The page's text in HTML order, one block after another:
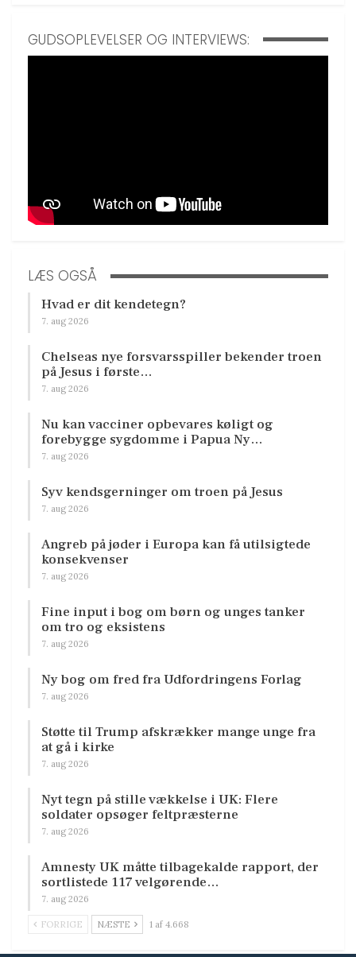
GUDSOPLEVELSER OG INTERVIEWS:
LÆS OGSÅ
Hvad er dit kendetegn?
7. aug 2026
Chelseas nye forsvarsspiller bekender troen
på Jesus i første…
7. aug 2026
Nu kan vacciner opbevares køligt og
forebygge sygdomme i Papua Ny…
7. aug 2026
Syv kendsgerninger om troen på Jesus
7. aug 2026
Angreb på jøder i Europa kan få utilsigtede
konsekvenser
7. aug 2026
Fine input i bog om børn og unges tanker
om tro og eksistens
7. aug 2026
Ny bog om fred fra Udfordringens Forlag
7. aug 2026
Støtte til Trump afskrækker mange unge fra
at gå i kirke
7. aug 2026
Nyt tegn på stille vækkelse i UK: Flere
soldater opsøger feltpræsterne
7. aug 2026
Amnesty UK måtte tilbagekalde rapport, der
sortlistede 117 velgørende…
7. aug 2026
FORRIGE NÆSTE 1 af 4.668